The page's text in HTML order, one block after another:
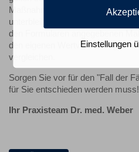
Maßnahmen, die in bestimmten
unterbleiben sollen, abgestellt.
den Formularen angegebenen
den eigenen Wertvorstellungen
vergleichen.
Sorgen Sie vor für den "Fall der
für Sie entschieden werden muss!
Ihr Praxisteam Dr. med. Weber
Einstellungen